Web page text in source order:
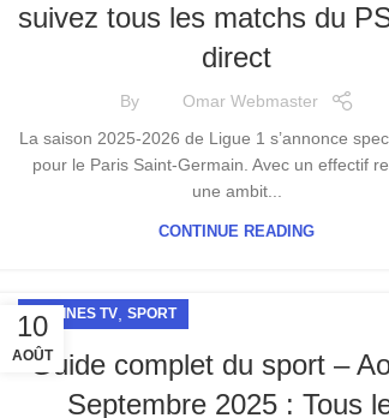
suivez tous les matchs du
direct
By
Omar Webmaster
La saison 2025-2026 de Ligue 1 s’annonce
pour le Paris Saint-Germain. Avec un effectif
une ambit...
CONTINUE READING
10
AOÛT
CHAINES TV SPORT
Guide complet du sport –
Septembre 2025 : Tous